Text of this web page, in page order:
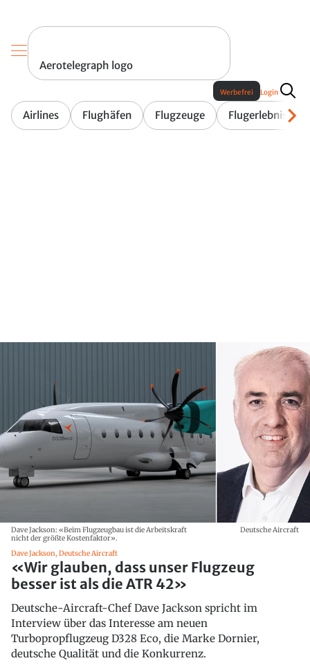
Aerotelegraph logo
Airlines Flughäfen Flugzeuge Flugerlebnis
Werbefrei Login
Dave Jackson: «Beim Flugzeugbau ist die Arbeitskraft
nicht der größte Kostenfaktor».
Deutsche Aircraft
Dave Jackson, Deutsche Aircraft
«Wir glauben, dass unser Flugzeug
besser ist als die ATR 42»
Deutsche-Aircraft-Chef Dave Jackson spricht im
Interview über das Interesse am neuen
Turbopropflugzeug D328 Eco, die Marke Dornier,
deutsche Qualität und die Konkurrenz.